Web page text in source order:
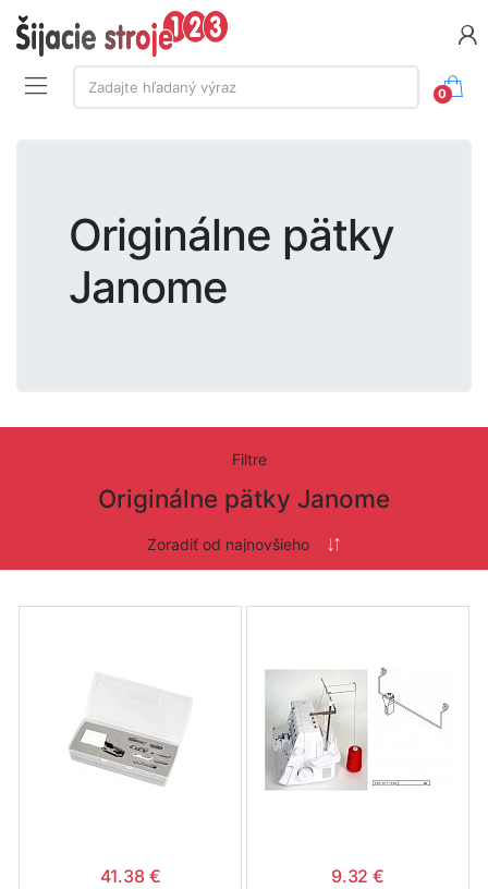
Vyhľadávanie:
Zadajte hľadaný výraz
0
Originálne pätky
Janome
Filtre
Originálne pätky Janome
41.38 € 9.32 €